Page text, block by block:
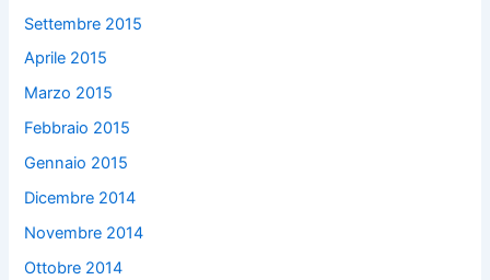
Settembre 2015
Aprile 2015
Marzo 2015
Febbraio 2015
Gennaio 2015
Dicembre 2014
Novembre 2014
Ottobre 2014